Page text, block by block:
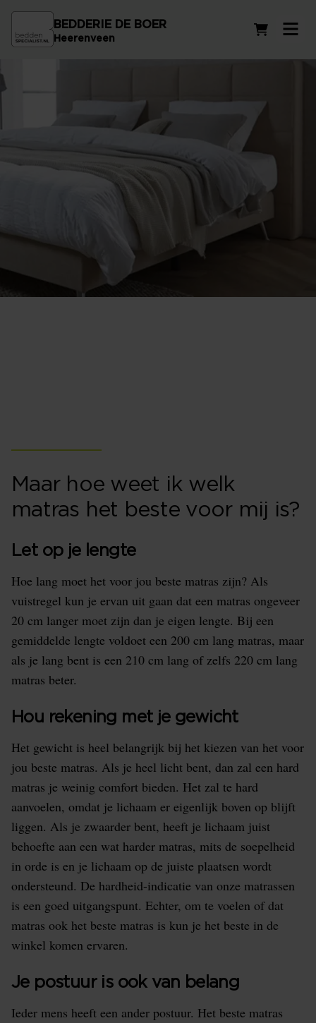
BEDDERIE DE BOER
Heerenveen
Maar hoe weet ik welk
matras het beste voor mij is?
Let op je lengte
Hoe lang moet het voor jou beste matras zijn? Als
vuistregel kun je ervan uit gaan dat een matras ongeveer
20 cm langer moet zijn dan je eigen lengte. Bij een
gemiddelde lengte voldoet een 200 cm lang matras, maar
als je lang bent is een 210 cm lang of zelfs 220 cm lang
matras beter.
Hou rekening met je gewicht
Het gewicht is heel belangrijk bij het kiezen van het voor
jou beste matras. Als je heel licht bent, dan zal een hard
matras je weinig comfort bieden. Het zal te hard
aanvoelen, omdat je lichaam er eigenlijk boven op blijft
liggen. Als je zwaarder bent, heeft je lichaam juist
behoefte aan een wat harder matras, mits de soepelheid
in orde is en je lichaam op de juiste plaatsen wordt
ondersteund. De hardheid-indicatie van onze matrassen
is een goed uitgangspunt. Echter, om te voelen of dat
matras ook het beste matras is kun je het beste in de
winkel komen ervaren.
Je postuur is ook van belang
Ieder mens heeft een ander postuur. Het beste matras